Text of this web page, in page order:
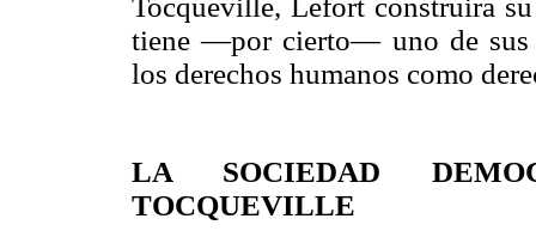
tiene —por cierto— uno de sus
los derechos humanos como
LA SOCIEDAD
TOCQUEVILLE